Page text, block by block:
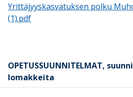
Yrittäjyyskasvatuksen polku
(1).pdf
OPETUSSUUNNITELMAT,
lomakkeita